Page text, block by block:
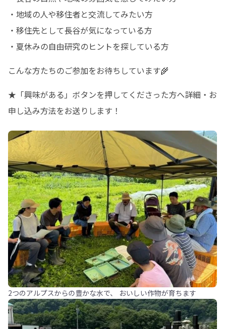
・地域の人や移住者と交流してみたい方
・移住先として長谷が気になっている方
・夏休みの自由研究のヒントを探している方
こんな方たちのご参加をお待ちしています🌾
★「興味がある」ボタンを押してくださった方へ詳細・お
申し込み方法をお送りします！
2つのアルプスからの豊かな水で、 おいしい作物が育ちます